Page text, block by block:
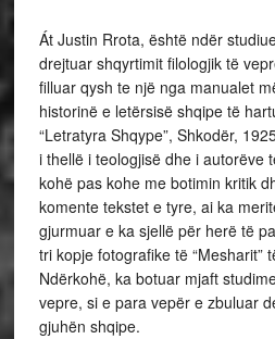
Át Justin Rrota, është ndër
drejtuar shqyrtimit filologjik të
filluar qysh te një nga manualet
historinë e letërsisë shqipe të
“Letratyra Shqype”, Shkodër,
i thellë i teologjisë dhe i autorëve
kohë pas kohe me botimin kritik
komente tekstet e tyre, ai ka
gjurmuar e ka sjellë për herë të
tri kopje fotografike të “Mesharit”
Ndërkohë, ka botuar mjaft
vepre, si e para vepër e zbuluar
gjuhën shqipe.